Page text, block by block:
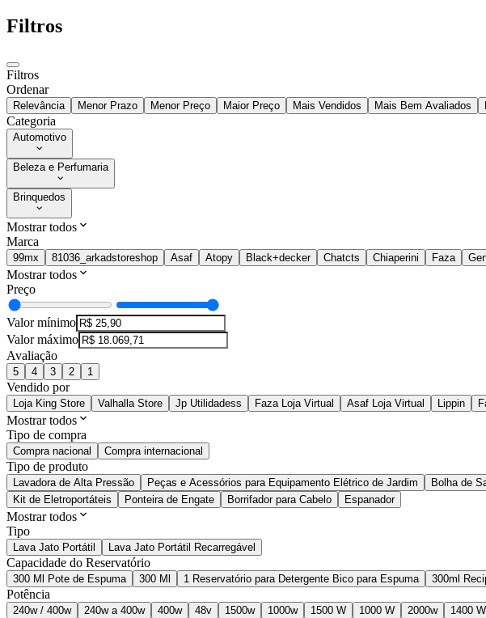
Filtros
Filtros
Ordenar
Relevância Menor Prazo Menor Preço Maior Preço Mais Vendidos Mais Bem Avaliados
Categoria
Automotivo
Beleza e Perfumaria
Brinquedos
Mostrar todos
Marca
99mx 81036_arkadstoreshop Asaf Atopy Black+decker Chatcts Chiaperini Faza
Mostrar todos
Preço
Valor mínimo
Valor máximo
Avaliação
5 4 3 2 1
Vendido por
Loja King Store Valhalla Store Jp Utilidadess Faza Loja Virtual Asaf Loja Virtual Lippin
Mostrar todos
Tipo de compra
Compra nacional Compra internacional
Tipo de produto
Lavadora de Alta Pressão Peças e Acessórios para Equipamento Elétrico de Jardim Bolha de
Kit de Eletroportáteis
Ponteira de Engate Borrifador para Cabelo Espanador
Mostrar todos
Tipo
Lava Jato Portátil Lava Jato Portátil Recarregável
Capacidade do Reservatório
300 Ml Pote de Espuma 300 Ml 1 Reservatório para Detergente Bico para Espuma 300ml
Potência
240w / 400w 240w a 400w 400w 48v 1500w 1000w 1500 W 1000 W 2000w 1400 W